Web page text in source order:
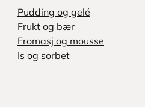
Pudding og gelé
Frukt og bær
Fromasj og mousse
Is og sorbet